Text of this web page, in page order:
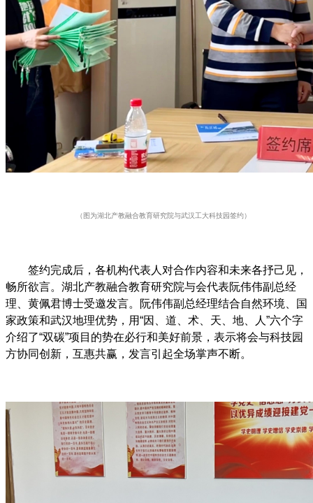
（图为湖北产教融合教育研究院与武汉工大科技园签约）
签约完成后，各机构代表人对合作内容和未来各抒己见，
畅所欲言。湖北产教融合教育研究院与会代表阮伟伟副总经
理、黄佩君博士受邀发言。阮伟伟副总经理结合自然环境、国
家政策和武汉地理优势，用“因、道、术、天、地、人”六个字
介绍了“双碳”项目的势在必行和美好前景，表示将会与科技园
方协同创新，互惠共赢，发言引起全场掌声不断。